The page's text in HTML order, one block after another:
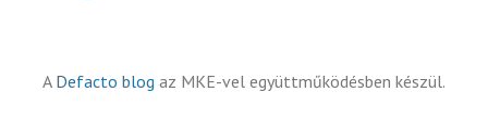
A Defacto blog az MKE-vel együttműködésben készül.